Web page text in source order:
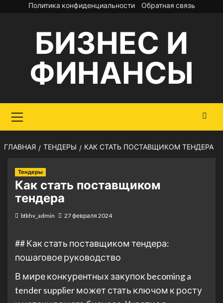
Перейти
содержимому
Политика конфиденциальности Обратная связь
БИЗНЕС И
ФИНАНСЫ
меню
ГЛАВНАЯ ТЕНДЕРЫ КАК СТАТЬ ПОСТАВЩИКОМ ТЕНДЕРА
Тендеры
Как стать поставщиком
тендера
btkhv_admin 27 февраля 2024
## Как стать поставщиком тендера:
пошаговое руководство
В мире конкурентных закупок becoming a
tender supplier может стать ключом к росту